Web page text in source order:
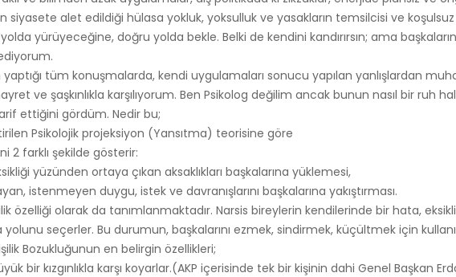
siyasete alet edildiği hülasa yokluk, yoksulluk ve yasakların temsilcisi ve
yürüyeceğine, doğru yolda bekle. Belki de kendini kandırırsın; ama
tüm konuşmalarda, kendi uygulamaları sonucu yapılan yanlışlardan
ve şaşkınlıkla karşılıyorum. Ben Psikolog değilim ancak bunun nasıl bir ruh
ettiğini gördüm. Nedir bu;
Psikolojik projeksiyon (Yansıtma) teorisine göre
2 farklı şekilde gösterir:
yüzünden ortaya çıkan aksaklıkları başkalarına yüklemesi,
istenmeyen duygu, istek ve davranışlarını başkalarına yakıştırması.
özelliği olarak da tanımlanmaktadır. Narsis bireylerin kendilerinde bir hata,
yolunu seçerler. Bu durumun, başkalarını ezmek, sindirmek, küçültmek için
Bozukluğunun en belirgin özellikleri;
bir kızgınlıkla karşı koyarlar.(AKP içerisinde tek bir kişinin dahi Genel Başkan